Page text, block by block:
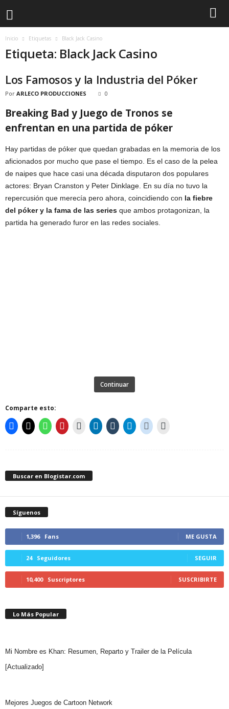
Inicio Etiquetas Black Jack Casino
Etiqueta: Black Jack Casino
Los Famosos y la Industria del Póker
Por ARLECO PRODUCCIONES 0
Breaking Bad y Juego de Tronos se
enfrentan en una partida de póker
Hay partidas de póker que quedan grabadas en la memoria de los
aficionados por mucho que pase el tiempo. Es el caso de la pelea
de naipes que hace casi una década disputaron dos populares
actores: Bryan Cranston y Peter Dinklage. En su día no tuvo la
repercusión que merecía pero ahora, coincidiendo con la fiebre
del póker y la fama de las series que ambos protagonizan, la
partida ha generado furor en las redes sociales.
Continuar
Comparte esto:
Buscar en Blogistar.com
Síguenos
1,396 Fans ME GUSTA
24 Seguidores SEGUIR
10,400 Suscriptores SUSCRIBIRTE
Lo Más Popular
Mi Nombre es Khan: Resumen, Reparto y Trailer de la Película
[Actualizado]
Mejores Juegos de Cartoon Network